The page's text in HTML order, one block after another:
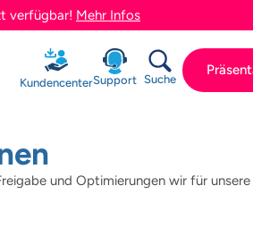
verfügbar! Mehr Infos
KundencenterSupport Suche
und Optimierungen wir für